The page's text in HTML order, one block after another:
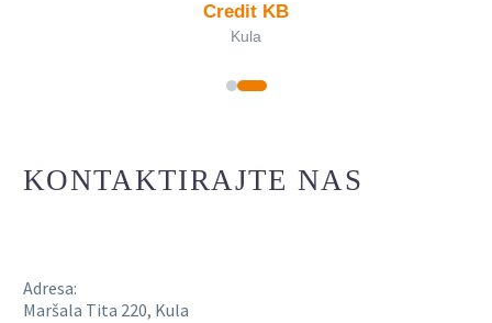
Credit KB
Kula
KONTAKTIRAJTE NAS
Adresa:
Maršala Tita 220, Kula